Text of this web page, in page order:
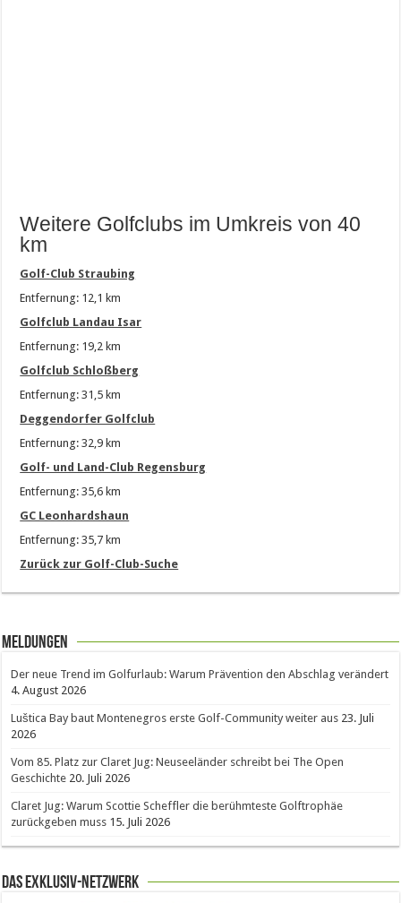
Weitere Golfclubs im Umkreis von 40
km
Golf-Club Straubing
Entfernung: 12,1 km
Golfclub Landau Isar
Entfernung: 19,2 km
Golfclub Schloßberg
Entfernung: 31,5 km
Deggendorfer Golfclub
Entfernung: 32,9 km
Golf- und Land-Club Regensburg
Entfernung: 35,6 km
GC Leonhardshaun
Entfernung: 35,7 km
Zurück zur Golf-Club-Suche
Meldungen
Der neue Trend im Golfurlaub: Warum Prävention den Abschlag verändert
4. August 2026
Luštica Bay baut Montenegros erste Golf-Community weiter aus 23. Juli
2026
Vom 85. Platz zur Claret Jug: Neuseeländer schreibt bei The Open
Geschichte 20. Juli 2026
Claret Jug: Warum Scottie Scheffler die berühmteste Golftrophäe
zurückgeben muss 15. Juli 2026
Das Exklusiv-Netzwerk